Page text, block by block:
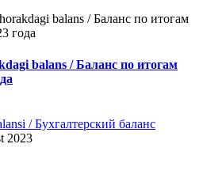
balans / Баланс по итогам
года
balans / Баланс по итогам
/ Бухгалтерский баланс
2023